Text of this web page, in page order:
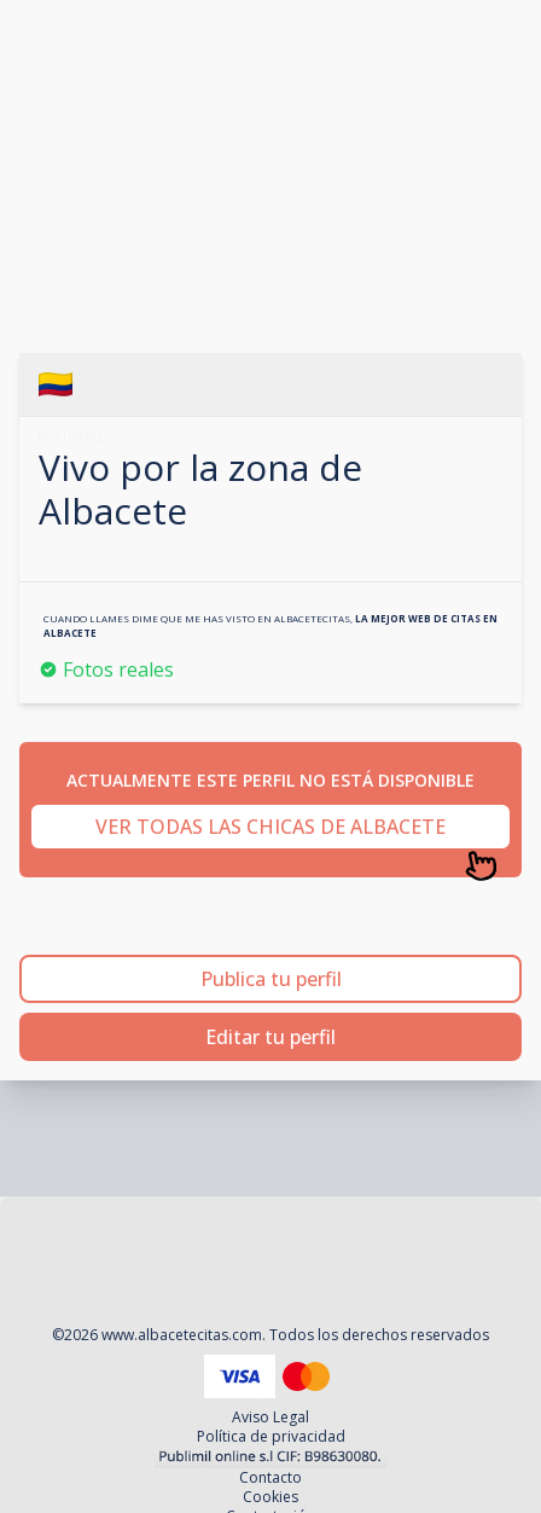
Vivo por la zona de
Albacete
CUANDO LLAMES DIME QUE ME HAS VISTO EN ALBACETECITAS LA MEJOR WEB DE CITAS EN
ALBACETE
Fotos reales
ACTUALMENTE ESTE PERFIL NO ESTÁ DISPONIBLE
VER TODAS LAS CHICAS DE ALBACETE
Publica tu perfil
Editar tu perfil
©2026www.albacetecitas.com. Todos los derechos reservados
Aviso Legal
Política de privacidad
Contacto
Cookies